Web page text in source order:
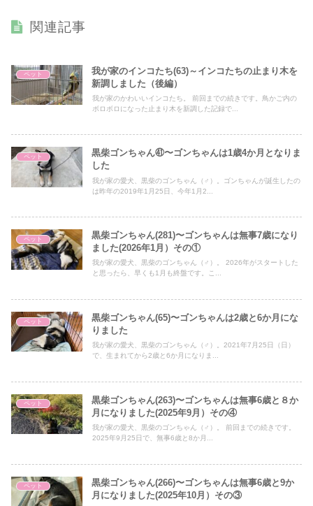
関連記事
ペット
我が家のインコたち(63)～インコたちの止まり木を
新調しました（後編）
我が家のかわいいインコたち。 前回までの続きです。鳥かご内の
ボロボロになった止まり木を新調した記録で...
ペット
黒柴ゴンちゃん㊶〜ゴンちゃんは1歳4か月となりま
した
我が家の愛犬、黒柴のゴンちゃん（♂）。ゴンちゃんが誕生したの
は昨年の2019年1月25日、今年1月2...
ペット
黒柴ゴンちゃん(281)〜ゴンちゃんは無事7歳になり
ました(2026年1月）その①
我が家の愛犬、黒柴のゴンちゃん（♂）。 2026年がスタートした
と思ったら、早くも1月も終盤です。こ...
ペット
黒柴ゴンちゃん(65)〜ゴンちゃんは2歳と6か月にな
りました
我が家の愛犬、黒柴のゴンちゃん（♂）。2021年7月25日（日）
で、生まれてから2歳と6か月になりま...
ペット
黒柴ゴンちゃん(263)〜ゴンちゃんは無事6歳と８か
月になりました(2025年9月）その④
我が家の愛犬、黒柴のゴンちゃん（♂）。 前回までの続きです。
2025年9月25日で、無事6歳と8か月...
ペット
黒柴ゴンちゃん(266)〜ゴンちゃんは無事6歳と9か
月になりました(2025年10月）その③